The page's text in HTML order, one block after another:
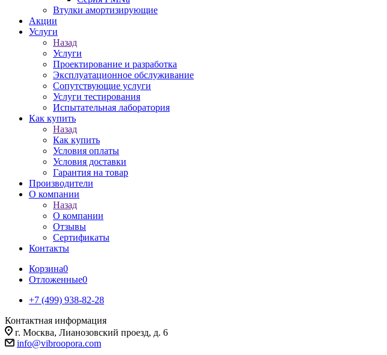
Втулки амортизирующие
Акции
Услуги
Назад
Услуги
Проектирование и разработка
Эксплуатационное обслуживание
Сопутствующие услуги
Услуги тестирования
Испытательная лаборатория
Как купить
Назад
Как купить
Условия оплаты
Условия доставки
Гарантия на товар
Производители
О компании
Назад
О компании
Отзывы
Сертификаты
Контакты
Корзина0
Отложенные0
+7 (499) 938-82-28
Контактная информация
г. Москва, Лианозовский проезд, д. 6
info@vibroopora.com